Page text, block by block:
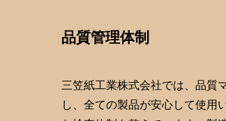
品質管理体制
三笠紙工業株式会社では、品質
し、全ての製品が安心して使用